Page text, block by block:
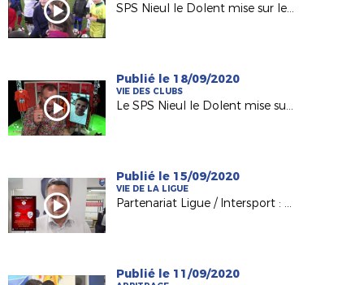
SPS Nieul le Dolent mise sur le Programme Educatif Fédéral
Publié le 18/09/2020
VIE DES CLUBS
Le SPS Nieul le Dolent mise sur le PEF !
Publié le 15/09/2020
VIE DE LA LIGUE
Partenariat Ligue / Intersport : nos clubs gagnants !
Publié le 11/09/2020